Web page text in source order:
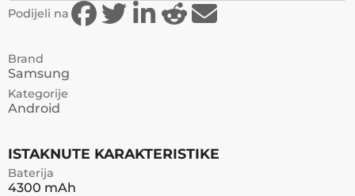
Podijeli na
Brand
Samsung
Kategorije
Android
ISTAKNUTE KARAKTERISTIKE
Baterija
4300 mAh